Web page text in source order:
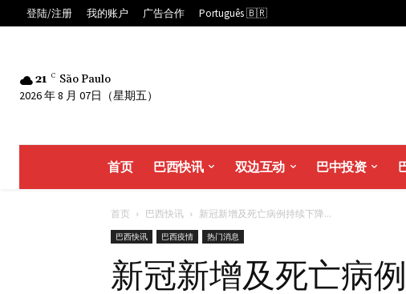
登陆/注册 我的账户 广告合作 Português 🇧🇷
21 C São Paulo
2026 年 8 月 07日（星期五）
首页 巴西快讯 双边互动 巴中投资
首页 巴西快讯 新冠新增及死亡病例持续下降...
巴西快讯 巴西疫情 热门消息
新冠新增及死亡病